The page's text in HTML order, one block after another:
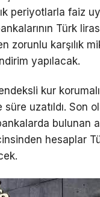
periyotlarla faiz
Türk
zorunlu karşılık
yapılacak.
kur
süre uzatıldı. Son
bulunan
hesaplar